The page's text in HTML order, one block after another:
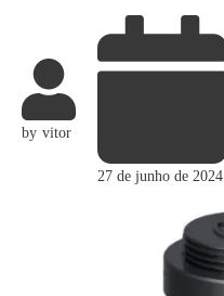
by vitor
27 de junho de 2024